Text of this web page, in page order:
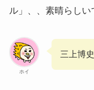
ル」、、素晴らしい
ホイ
三上博